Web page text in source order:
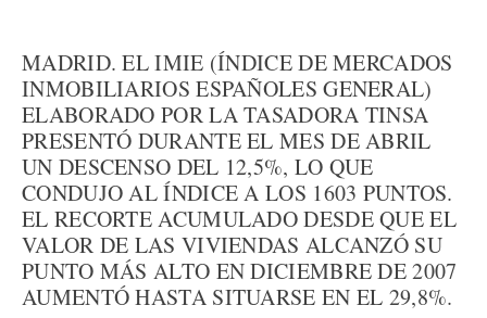
MADRID. EL IMIE (ÍNDICE DE MERCADOS
INMOBILIARIOS ESPAÑOLES GENERAL)
ELABORADO POR LA TASADORA TINSA
PRESENTÓ DURANTE EL MES DE ABRIL
UN DESCENSO DEL 12,5%, LO QUE
CONDUJO AL ÍNDICE A LOS 1603 PUNTOS.
EL RECORTE ACUMULADO DESDE QUE EL
VALOR DE LAS VIVIENDAS ALCANZÓ SU
PUNTO MÁS ALTO EN DICIEMBRE DE 2007
AUMENTÓ HASTA SITUARSE EN EL 29,8%.